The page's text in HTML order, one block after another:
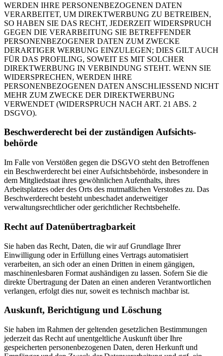
WERDEN IHRE PERSONENBEZOGENEN DATEN
VERARBEITET, UM DIREKTWERBUNG ZU BETREIBEN,
SO HABEN SIE DAS RECHT, JEDERZEIT WIDERSPRUCH
GEGEN DIE VERARBEITUNG SIE BETREFFENDER
PERSONENBEZOGENER DATEN ZUM ZWECKE
DERARTIGER WERBUNG EINZULEGEN; DIES GILT AUCH
FÜR DAS PROFILING, SOWEIT ES MIT SOLCHER
DIREKTWERBUNG IN VERBINDUNG STEHT. WENN SIE
WIDERSPRECHEN, WERDEN IHRE
PERSONENBEZOGENEN DATEN ANSCHLIESSEND NICHT
MEHR ZUM ZWECKE DER DIREKTWERBUNG
VERWENDET (WIDERSPRUCH NACH ART. 21 ABS. 2
DSGVO).
Beschwerde­recht bei der zuständigen Aufsichts­
behörde
Im Falle von Verstößen gegen die DSGVO steht den Betroffenen
ein Beschwerderecht bei einer Aufsichtsbehörde, insbesondere in
dem Mitgliedstaat ihres gewöhnlichen Aufenthalts, ihres
Arbeitsplatzes oder des Orts des mutmaßlichen Verstoßes zu. Das
Beschwerderecht besteht unbeschadet anderweitiger
verwaltungsrechtlicher oder gerichtlicher Rechtsbehelfe.
Recht auf Daten­übertrag­barkeit
Sie haben das Recht, Daten, die wir auf Grundlage Ihrer
Einwilligung oder in Erfüllung eines Vertrags automatisiert
verarbeiten, an sich oder an einen Dritten in einem gängigen,
maschinenlesbaren Format aushändigen zu lassen. Sofern Sie die
direkte Übertragung der Daten an einen anderen Verantwortlichen
verlangen, erfolgt dies nur, soweit es technisch machbar ist.
Auskunft, Berichtigung und Löschung
Sie haben im Rahmen der geltenden gesetzlichen Bestimmungen
jederzeit das Recht auf unentgeltliche Auskunft über Ihre
gespeicherten personenbezogenen Daten, deren Herkunft und